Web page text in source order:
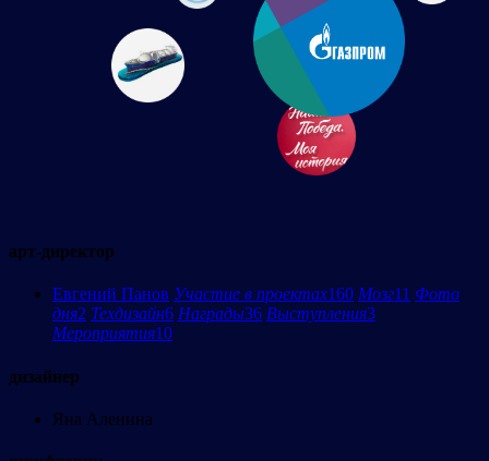
арт-директор
Евгений Панов Участие в проектах160 Мозг11 Фото
дня2 Техдизайн6 Награды36 Выступления3
Мероприятия10
дизайнер
Яна Аленина